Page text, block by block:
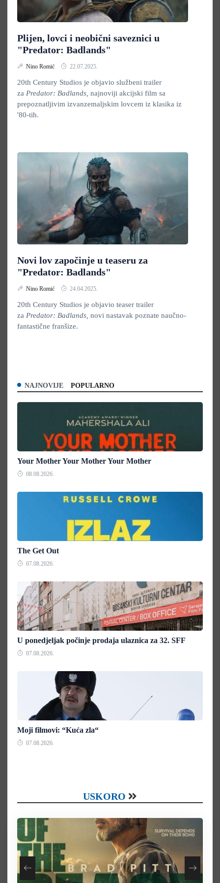
Plijen, lovci i neobični saveznici u
"Predator: Badlands"
Nino Romić 22.07.2025.
20th Century Studios je objavio službeni trailer
za Predator: Badlands, najnoviji akcijski film sa
prepoznatljivim izvanzemaljskim lovcem iz klasika iz
'80-tih.
Novi lov započinje u teaseru za
"Predator: Badlands"
Nino Romić 24.04.2025.
20th Century Studios je objavio teaser trailer
za Predator: Badlands, novi nastavak poznate naučno-
fantastične franšize.
NAJNOVIJE POPULARNO
Your Mother Your Mother Your Mother
08.08.2026.
The Get Out
07.08.2026.
U ponedjeljak počinje prodaja ulaznica za 32. SFF
07.08.2026.
Moji filmovi: “Kuća zla“
07.08.2026.
USKORO